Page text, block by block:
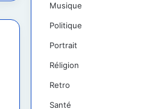
Musique
Politique
Portrait
Réligion
Retro
Santé